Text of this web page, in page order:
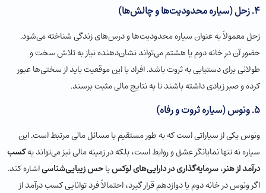
4. زحل (سیاره محدودیت‌ها و چالش‌ها)
زحل معمولاً به عنوان سیاره محدودیت‌ها و درس‌های زندگی شناخته می‌شود.
حضور آن در خانه دوم یا هشتم می‌تواند نشان‌دهنده نیاز به تلاش سخت و
طولانی برای دستیابی به ثروت باشد. افراد با این موقعیت باید از سختی‌ها عبور
کرده و صبر زیادی داشته باشند تا به نتایج مالی مثبت برسند.
5. ونوس (سیاره ثروت و رفاه)
ونوس یکی از سیاراتی است که به طور مستقیم با مسائل مالی مرتبط است. این
سیاره نه تنها نمایانگر عشق و روابط است، بلکه در زمینه مالی نیز می‌تواند بهکسب
درآمد از هنر،سرمایه‌گذاری در دارایی‌های لوکسیاحس زیبایی‌شناسیاشاره کند.
اگر ونوس در خانه دوم یا دوازدهم قرار گیرد، احتمالاً فرد توانایی کسب درآمد از